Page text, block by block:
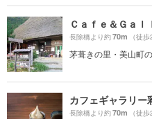
Ｃａｆｅ＆Ｇａｌ
長除橋より約70m （徒歩
茅葺きの里・美山町
カフェギャラリー
長除橋より約70m （徒歩